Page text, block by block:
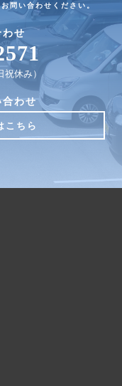
問い合わせください。
せ
休み）
わせ
こちら